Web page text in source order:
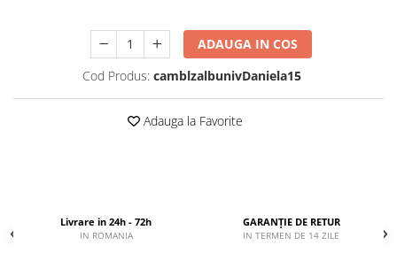
ADAUGA IN COS
Cod Produs: camblzalbunivDaniela15
Adauga la Favorite
Livrare in 24h - 72h
IN ROMANIA
GARANȚIE DE RETUR
IN TERMEN DE 14 ZILE